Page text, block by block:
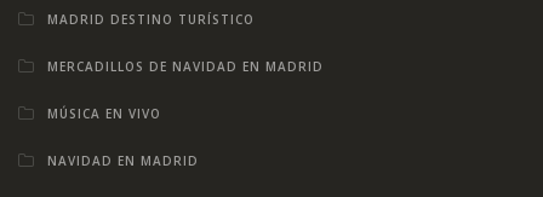
MADRID DESTINO TURÍSTICO
MERCADILLOS DE NAVIDAD EN MADRID
MÚSICA EN VIVO
NAVIDAD EN MADRID